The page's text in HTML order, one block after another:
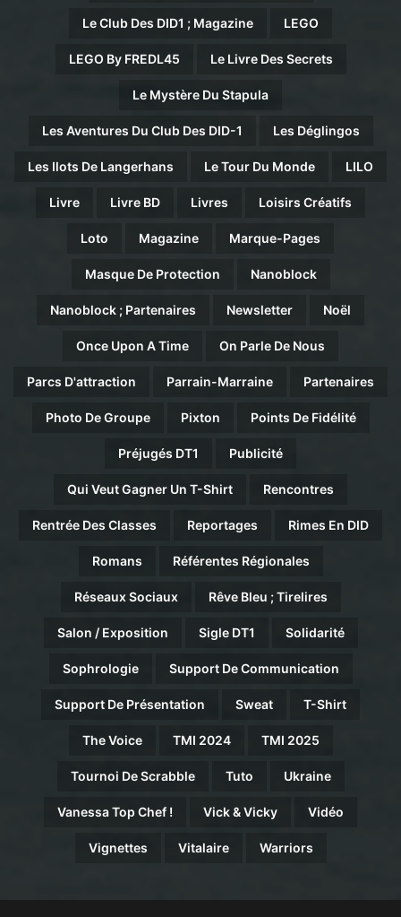
Le Club Des DID1 ; Magazine LEGO
LEGO By FREDL45 Le Livre Des Secrets
Le Mystère Du Stapula
Les Aventures Du Club Des DID-1 Les Déglingos
Les Ilots De Langerhans Le Tour Du Monde LILO
Livre Livre BD Livres Loisirs Créatifs
Loto Magazine Marque-Pages
Masque De Protection Nanoblock
Nanoblock ; Partenaires Newsletter Noël
Once Upon A Time On Parle De Nous
Parcs D'attraction Parrain-Marraine Partenaires
Photo De Groupe Pixton Points De Fidélité
Préjugés DT1 Publicité
Qui Veut Gagner Un T-Shirt Rencontres
Rentrée Des Classes Reportages Rimes En DID
Romans Référentes Régionales
Réseaux Sociaux Rêve Bleu ; Tirelires
Salon / Exposition Sigle DT1 Solidarité
Sophrologie Support De Communication
Support De Présentation Sweat T-Shirt
The Voice TMI 2024 TMI 2025
Tournoi De Scrabble Tuto Ukraine
Vanessa Top Chef ! Vick & Vicky Vidéo
Vignettes Vitalaire Warriors